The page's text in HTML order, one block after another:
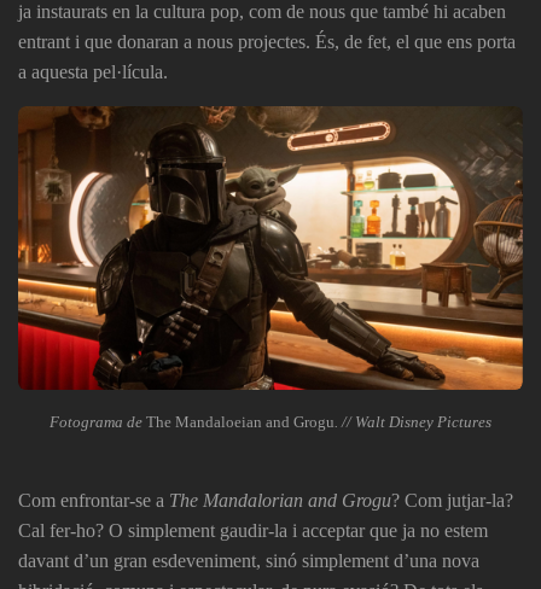
ja instaurats en la cultura pop, com de nous que també hi acaben
entrant i que donaran a nous projectes. És, de fet, el que ens porta
a aquesta pel·lícula.
Fotograma de The Mandaloeian and Grogu . // Walt Disney Pictures
Com enfrontar-se a The Mandalorian and Grogu? Com jutjar-la?
Cal fer-ho? O simplement gaudir-la i acceptar que ja no estem
davant d’un gran esdeveniment, sinó simplement d’una nova